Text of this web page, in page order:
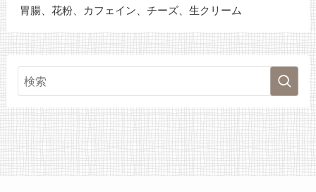
胃腸、花粉、カフェイン、チーズ、生クリーム